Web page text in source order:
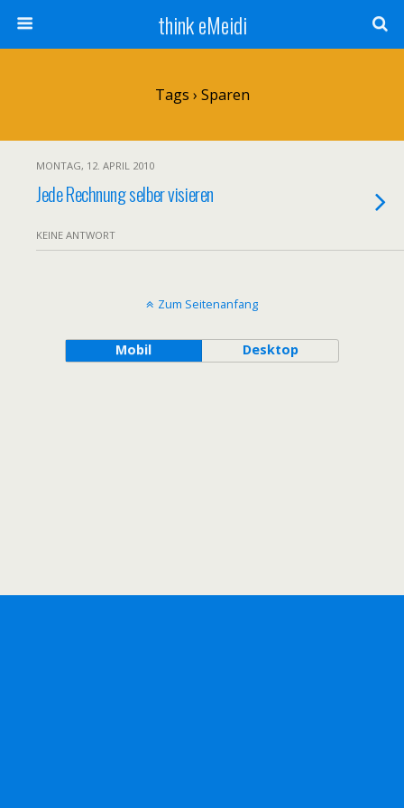
think eMeidi
Tags › Sparen
MONTAG, 12. APRIL 2010
Jede Rechnung selber visieren
KEINE ANTWORT
Zum Seitenanfang
Mobil Desktop